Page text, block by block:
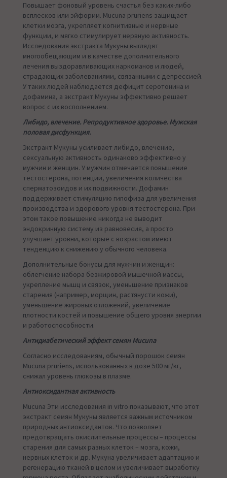
Повышает фоновый уровень счастья без каких-либо
всплесков или эйфории. Mucuna pruriens защищает
клетки мозга, укрепляет когнитивные и нервные
функции, и мягко стимулирует нервную активность.
Исследования экстракта Мукуны выглядят
многообещающим и в качестве дополнительного
лечения выздоравливающих наркоманов и людей,
страдающих заболеваниями, связанными с депрессией.
У таких людей наблюдается дефицит серотонина и
дофамина, а экстракт Мукуны эффективно решает
вопрос с их восполнением.
Либидо, влечение. Репродуктивное здоровье. Мужская
половая дисфункция.
Экстракт Мукуны усиливает либидо, влечение,
сексуальную активность одинаково эффективно у
мужчин и женщин. У мужчин отмечается повышение
тестостерона, потенции, увеличения количества
сперматозоидов и их подвижности. Дофамин
поддерживает стимуляцию гипофиза для увеличения
производства и здорового уровня тестостерона. При
этом такое повышение никогда не выводит
эндокринную систему из равновесия, а просто
улучшает уровни, которые с возрастом имеют
тенденцию к снижению у обычного человека.
Дополнительные бонусы для мужчин и женщин:
облегчение набора безжировой мышечной массы,
укрепление мышц и связок, уменьшение признаков
старения (например, морщин, растянусти кожи),
уменьшение жировых отложений, увеличение
плотности костей и повышение общего уровня энергии
и работоспособности.
Антидиабетический эффект семян Mucuna
Согласно исследованиям, обычный порошок семян
Mucuna pruriens, использованных в дозе 500 мг/кг,
снижал уровень глюкозы в плазме.
Антиоксидантная активность
Mucuna Эти исследования in vitro показывают, что этот
экстракт семян Мукуны является важным источником
природных антиоксидантов. Что позволяет
предотвращать окислительные процессы – процессы
старения для самых разных клеток – мозга, кожи,
нервных клеток и др. Мукуна увеличивает адаптацию и
регенерацию тканей в целом и увеличивает выработку